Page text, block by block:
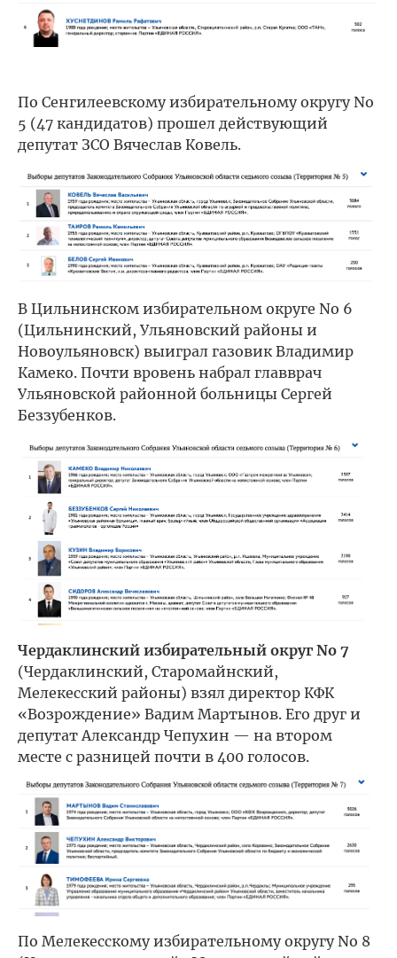
По Сенгилеевскому избирательному округу No
5 (47 кандидатов) прошел действующий
депутат ЗСО Вячеслав Ковель.
В Цильнинском избирательном округе No 6
(Цильнинский, Ульяновский районы и
Новоульяновск) выиграл газовик Владимир
Камеко. Почти вровень набрал главврач
Ульяновской районной больницы Сергей
Беззубенков.
Чердаклинский избирательный округ No 7
(Чердаклинский, Старомайнский,
Мелекесский районы) взял директор КФК
«Возрождение» Вадим Мартынов. Его друг и
депутат Александр Чепухин — на втором
месте с разницей почти в 400 голосов.
По Мелекесскому избирательному округу No 8